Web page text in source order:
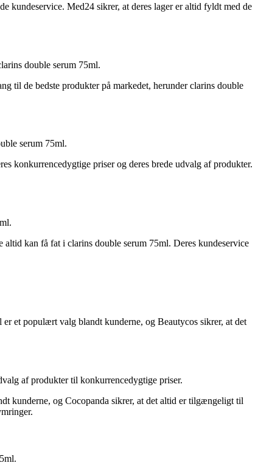
kundeservice. Med24 sikrer, at deres lager er altid fyldt med de
double serum 75ml.
til de bedste produkter på markedet, herunder clarins double
serum 75ml.
konkurrencedygtige priser og deres brede udvalg af produkter.
kan få fat i clarins double serum 75ml. Deres kundeservice
et populært valg blandt kunderne, og Beautycos sikrer, at det
af produkter til konkurrencedygtige priser.
kunderne, og Cocopanda sikrer, at det altid er tilgængeligt til